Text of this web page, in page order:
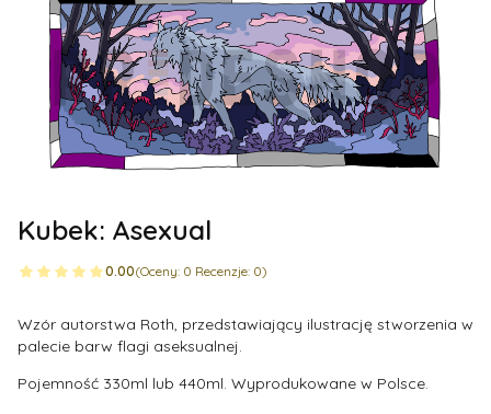
Kubek: Asexual
0.00(Oceny: 0 Recenzje: 0)
Wzór autorstwa Roth, przedstawiający ilustrację stworzenia w
palecie barw flagi aseksualnej.
Pojemność 330ml lub 440ml. Wyprodukowane w Polsce.